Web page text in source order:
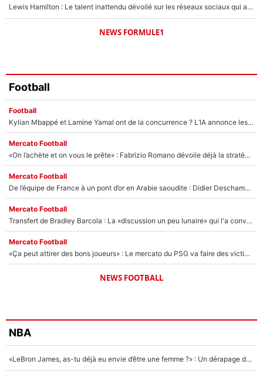
Lewis Hamilton : Le talent inattendu dévoilé sur les réseaux sociaux qui a impressionné Kim Kardashian pendant leurs vacances en amoureux !
NEWS FORMULE1
Football
Football
Kylian Mbappé et Lamine Yamal ont de la concurrence ? L’IA annonce les 5 joueurs qui vont dominer le football dans les années à venir !
Mercato Football
«On l’achète et on vous le prête» : Fabrizio Romano dévoile déjà la stratégie du PSG avec le transfert de Zion Suzuki !
Mercato Football
De l’équipe de France à un pont d’or en Arabie saoudite : Didier Deschamps a donné sa réponse !
Mercato Football
Transfert de Bradley Barcola : La «discussion un peu lunaire» qui l'a convaincu de quitter le PSG, son entourage est pointé du doigt
Mercato Football
«Ça peut attirer des bons joueurs» : Le mercato du PSG va faire des victimes dans l'effectif de Luis Enrique ?
NEWS FOOTBALL
NBA
«LeBron James, as-tu déjà eu envie d’être une femme ?» : Un dérapage de Donald Trump sur la superstar de la NBA refait surface